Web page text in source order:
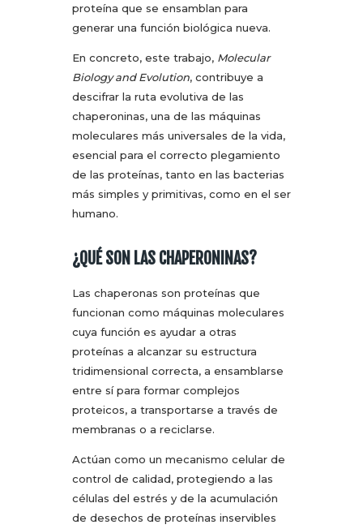
proteína que se ensamblan para
generar una función biológica nueva.
En concreto, este trabajo, Molecular
Biology and Evolution, contribuye a
descifrar la ruta evolutiva de las
chaperoninas, una de las máquinas
moleculares más universales de la vida,
esencial para el correcto plegamiento
de las proteínas, tanto en las bacterias
más simples y primitivas, como en el ser
humano.
¿QUÉ SON LAS CHAPERONINAS?
Las chaperonas son proteínas que
funcionan como máquinas moleculares
cuya función es ayudar a otras
proteínas a alcanzar su estructura
tridimensional correcta, a ensamblarse
entre sí para formar complejos
proteicos, a transportarse a través de
membranas o a reciclarse.
Actúan como un mecanismo celular de
control de calidad, protegiendo a las
células del estrés y de la acumulación
de desechos de proteínas inservibles